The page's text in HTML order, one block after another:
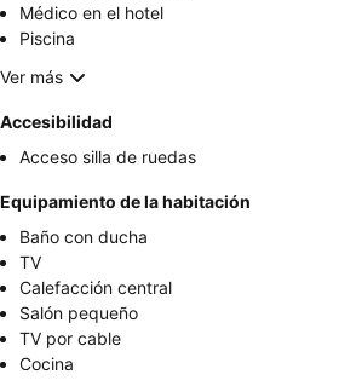
Médico en el hotel
Piscina
Ver más
Accesibilidad
Acceso silla de ruedas
Equipamiento de la habitación
Baño con ducha
TV
Calefacción central
Salón pequeño
TV por cable
Cocina